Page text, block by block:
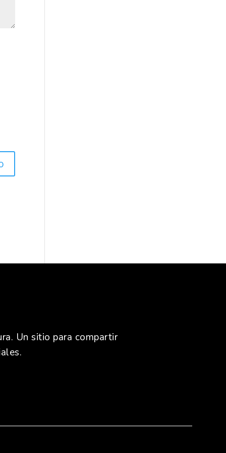
Un sitio para compartir